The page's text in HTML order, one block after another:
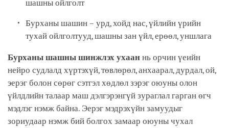
шашны ойлголт
Бурханы шашин – урд, хойд нас, үйлийн үрийн
тухай ойлголтууд, шашны зан үйл, ерөөл, уншлага
Бурханы шашны шинжлэх ухаан нь орчин үеийн
нейро судлалд хүртэхүй, төвлөрөл, анхаарал, дурдал, ой,
эерэг болон сөрөг сэтгэл хөдлөл зэрэг оюуны олон
үйлдлийн талаар маш дэлгэрэнгүй зураглал гарган өгч
мэдлэг нэмж байна. Эерэг мэдрэхүйн замуудыг
зориудаар нэмж бий болгох замаар оюуны чухал